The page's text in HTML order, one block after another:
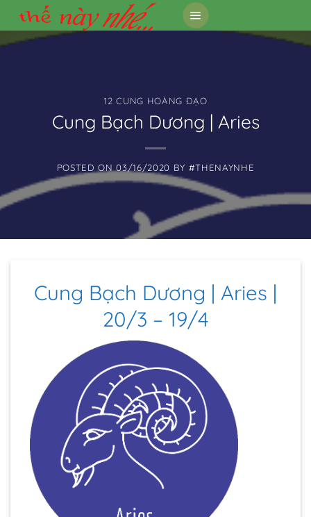
Skip
to
content
12 CUNG HOÀNG ĐẠO
Cung Bạch Dương | Aries
POSTED ON03/16/2020 BY #THENAYNHE
Cung Bạch Dương | Aries |
20/3 – 19/4